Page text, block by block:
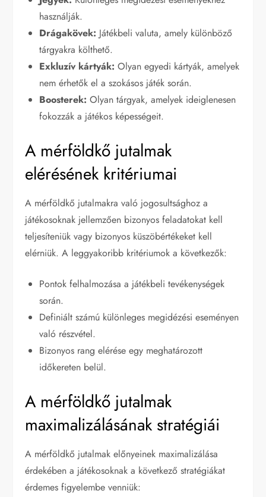
használják.
Drágakövek: Játékbeli valuta, amely különböző
tárgyakra költhető.
Exkluzív kártyák: Olyan egyedi kártyák, amelyek
nem érhetők el a szokásos játék során.
Boosterek: Olyan tárgyak, amelyek ideiglenesen
fokozzák a játékos képességeit.
A mérföldkő jutalmak
elérésének kritériumai
A mérföldkő jutalmakra való jogosultsághoz a
játékosoknak jellemzően bizonyos feladatokat kell
teljesíteniük vagy bizonyos küszöbértékeket kell
elérniük. A leggyakoribb kritériumok a következők:
Pontok felhalmozása a játékbeli tevékenységek
során.
Definiált számú különleges megidézési eseményen
való részvétel.
Bizonyos rang elérése egy meghatározott
időkereten belül.
A mérföldkő jutalmak
maximalizálásának stratégiái
A mérföldkő jutalmak előnyeinek maximalizálása
érdekében a játékosoknak a következő stratégiákat
érdemes figyelembe venniük: